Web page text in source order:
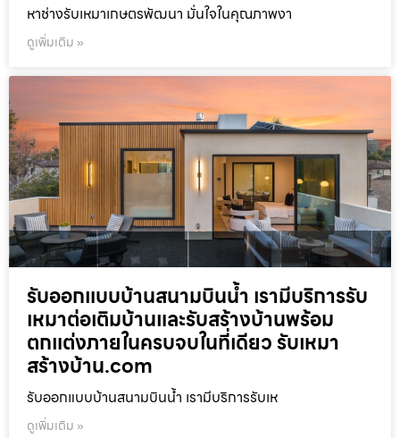
หาช่างรับเหมาเกษตรพัฒนา มั่นใจในคุณภาพงา
ดูเพิ่มเติม »
รับออกแบบบ้านสนามบินน้ำ เรามีบริการรับ
เหมาต่อเติมบ้านและรับสร้างบ้านพร้อม
ตกแต่งภายในครบจบในที่เดียว รับเหมา
สร้างบ้าน.com
รับออกแบบบ้านสนามบินน้ำ เรามีบริการรับเห
ดูเพิ่มเติม »